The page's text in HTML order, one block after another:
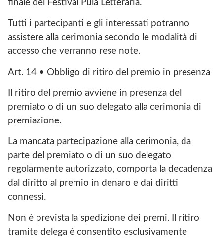
finale del Festival Pula Letteraria.
Tutti i partecipanti e gli interessati potranno
assistere alla cerimonia secondo le modalità di
accesso che verranno rese note.
Art. 14 • Obbligo di ritiro del premio in presenza
Il ritiro del premio avviene in presenza del
premiato o di un suo delegato alla cerimonia di
premiazione.
La mancata partecipazione alla cerimonia, da
parte del premiato o di un suo delegato
regolarmente autorizzato, comporta la decadenza
dal diritto al premio in denaro e dai diritti
connessi.
Non è prevista la spedizione dei premi. Il ritiro
tramite delega è consentito esclusivamente